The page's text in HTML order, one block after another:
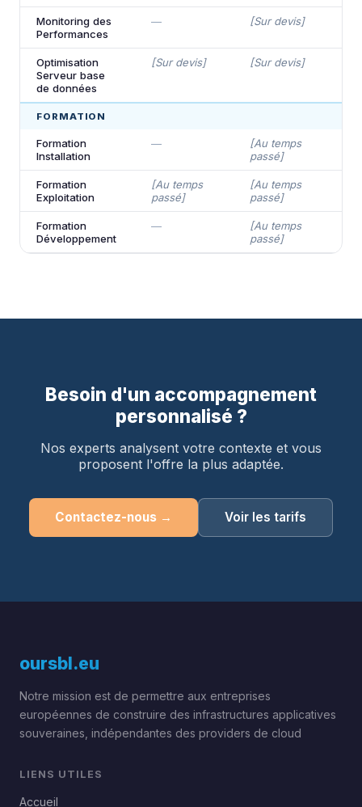
Monitoring des
Performances
— [Sur devis]
Optimisation
Serveur base
de données
[Sur devis] [Sur devis]
FORMATION
Formation
Installation
—
[Au temps
passé]
Formation
Exploitation
[Au temps
passé]
[Au temps
passé]
Formation
Développement
—
[Au temps
passé]
Besoin d'un accompagnement
personnalisé ?
Nos experts analysent votre contexte et vous
proposent l'offre la plus adaptée.
Contactez-nous → Voir les tarifs
oursbl.eu
Notre mission est de permettre aux entreprises
européennes de construire des infrastructures applicatives
souveraines, indépendantes des providers de cloud
LIENS UTILES
Accueil